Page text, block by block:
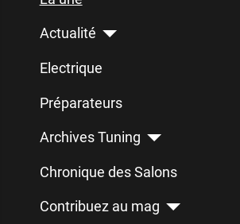
Actualité
Electrique
Préparateurs
Archives Tuning
Chronique des Salons
Contribuez au mag